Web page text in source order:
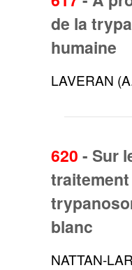
de la
humaine
LAVERAN
620 - Sur
blanc
NATTAN-